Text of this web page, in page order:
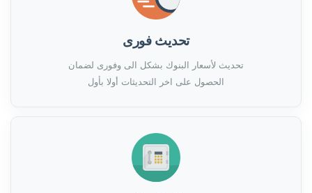
تحديث فورى
تحديث لأسعار البنوك بشكل الى وفورى لضمان
الحصول على اخر التحديثات أولا بأول